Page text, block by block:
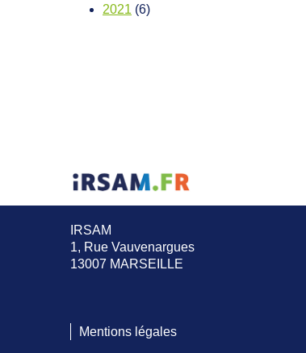
2021 (6)
IRSAM
1, Rue Vauvenargues
13007 MARSEILLE
Mentions légales